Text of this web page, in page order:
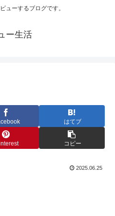
ューするブログです。
ー生活
はてブ
コピー
2025.06.25